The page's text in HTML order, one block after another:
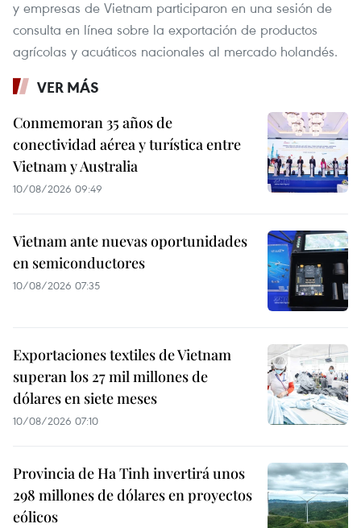
y empresas de Vietnam participaron en una sesión de
consulta en línea sobre la exportación de productos
agrícolas y acuáticos nacionales al mercado holandés.
VER MÁS
Conmemoran 35 años de
conectividad aérea y turística entre
Vietnam y Australia
10/08/2026 09:49
Vietnam ante nuevas oportunidades
en semiconductores
10/08/2026 07:35
Exportaciones textiles de Vietnam
superan los 27 mil millones de
dólares en siete meses
10/08/2026 07:10
Provincia de Ha Tinh invertirá unos
298 millones de dólares en proyectos
eólicos